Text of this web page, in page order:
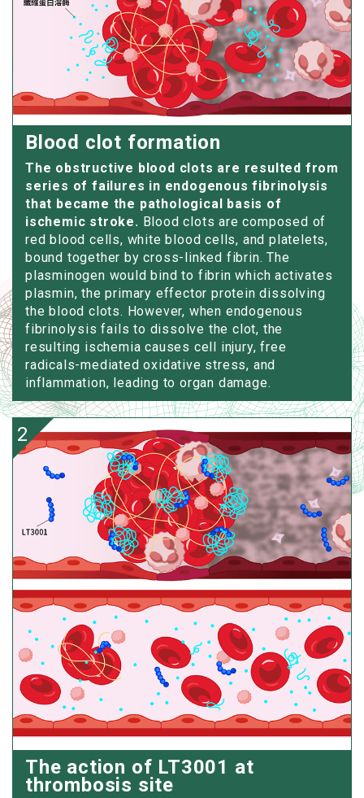
Blood clot formation
The obstructive blood clots are resulted from
series of failures in endogenous fibrinolysis
that became the pathological basis of
ischemic stroke. Blood clots are composed of
red blood cells, white blood cells, and platelets,
bound together by cross-linked fibrin. The
plasminogen would bind to fibrin which activates
plasmin, the primary effector protein dissolving
the blood clots. However, when endogenous
fibrinolysis fails to dissolve the clot, the
resulting ischemia causes cell injury, free
radicals-mediated oxidative stress, and
inflammation, leading to organ damage.
2
The action of LT3001 at
thrombosis site